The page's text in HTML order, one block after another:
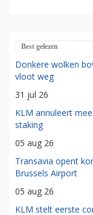
Best gelezen
Donkere wolken
vloot weg
31 jul 26
KLM annuleert
staking
05 aug 26
Transavia opent
Brussels Airport
05 aug 26
KLM stelt eerste